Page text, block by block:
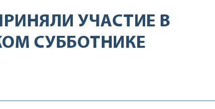
УЧАСТИЕ В
СУББОТНИКЕ